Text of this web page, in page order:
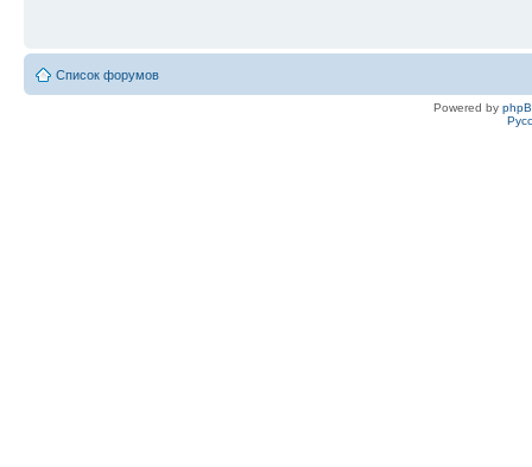
Список форумов
Powered by